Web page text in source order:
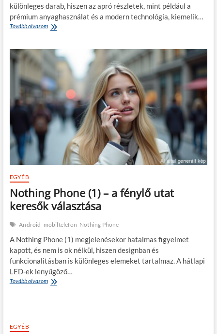
különleges darab, hiszen az apró részletek, mint például a
prémium anyaghasználat és a modern technológia, kiemelik…
Tovább olvasomGoogle
–
ígéretei
a
kezedben
EGYÉB
Nothing Phone (1) – a fénylő utat
keresők választása
Android mobiltelefon Nothing Phone
A Nothing Phone (1) megjelenésekor hatalmas figyelmet
kapott, és nem is ok nélkül, hiszen designban és
funkcionalitásban is különleges elemeket tartalmaz. A hátlapi
LED-ek lenyűgöző…
Tovább olvasomNothing
EGYÉB